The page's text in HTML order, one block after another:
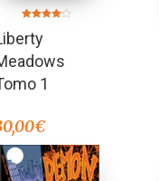
en
4.00
de 5
1
€